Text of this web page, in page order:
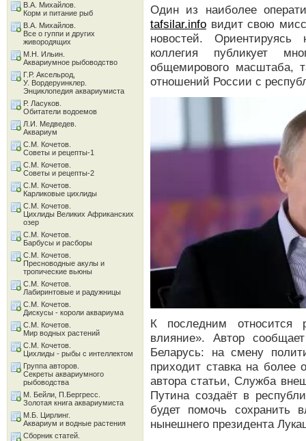
Один из наиболее
tafsilar.info видит свою
новостей.
коллегия публикует
общемирового масштаба,
отношений России с
К последним относится
влияние». Автор
Беларусь: на смену
приходит ставка на
автора статьи, Служба
Путина создаёт в
будет помочь сохранить
нынешнего президента
В.А. Михайлов.
Корм и питание рыб
В.А. Михайлов.
Все о гуппи и других
живородящих
М.Н. Ильин.
Аквариумное рыбоводство
Г.Р. Аксельрод,
У. Вордеруинклер.
Энциклопедия аквариумиста
Р. Ласуков.
Обитатели водоемов
Л.И. Медведев.
Аквариум
С.М. Кочетов.
Советы и рецепты-1
С.М. Кочетов.
Советы и рецепты-2
С.М. Кочетов.
Карликовые цихлиды
С.М. Кочетов.
Цихлиды Великих Африканских
озер
С.М. Кочетов.
Барбусы и расборы
С.М. Кочетов.
Пресноводные акулы и
тропические вьюны
С.М. Кочетов.
Лабиринтовые и радужницы
С.М. Кочетов.
Дискусы - короли аквариума
С.М. Кочетов.
Мир водных растений
С.М. Кочетов.
Цихлиды - рыбы с интеллектом
Группа авторов.
Секреты аквариумного
рыбоводства
М. Бейли, П.Бергресс.
Золотая книга аквариумиста
М.Б. Цирлинг.
Аквариум и водные растения
Сборник статей.